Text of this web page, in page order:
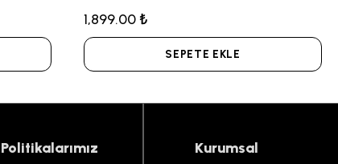
1,899.00 ₺
SEPETE EKLE
Politikalarımız Kurumsal